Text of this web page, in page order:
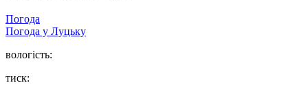
Погода
Погода у Луцьку
вологість:
тиск: